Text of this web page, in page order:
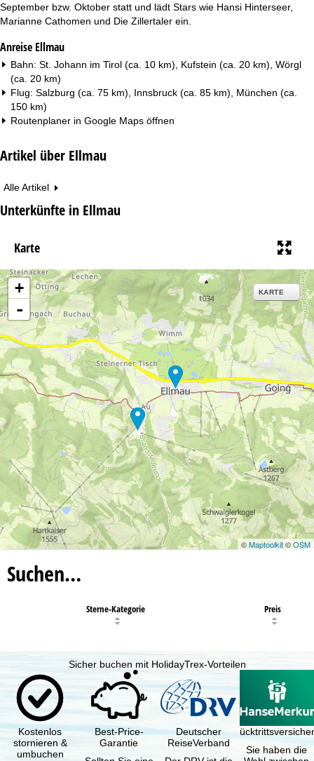
September bzw. Oktober statt und lädt Stars wie Hansi Hinterseer,
Marianne Cathomen und Die Zillertaler ein.
Anreise Ellmau
Bahn: St. Johann im Tirol (ca. 10 km), Kufstein (ca. 20 km), Wörgl
(ca. 20 km)
Flug: Salzburg (ca. 75 km), Innsbruck (ca. 85 km), München (ca.
150 km)
Routenplaner in Google Maps öffnen
Artikel über Ellmau
Alle Artikel
Unterkünfte in Ellmau
Karte
+
-
KARTE
©Maptoolkit©OSM
Suchen…
Sterne-Kategorie Preis
Sicher buchen mit HolidayTrex-Vorteilen
Kostenlos
stornieren &
umbuchen
Best-Price-
Garantie
Deutscher
ReiseVerband
Sie haben die